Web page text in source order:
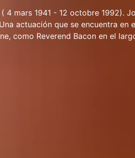
4 mars 1941 - 12 octobre 1992).
actuación que se encuentra en
como Reverend Bacon en el